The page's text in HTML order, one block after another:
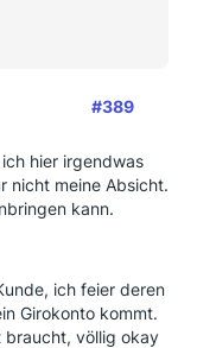
#389
hier irgendwas
nicht meine Absicht.
kann.
ich feier deren
Girokonto kommt.
braucht, völlig okay